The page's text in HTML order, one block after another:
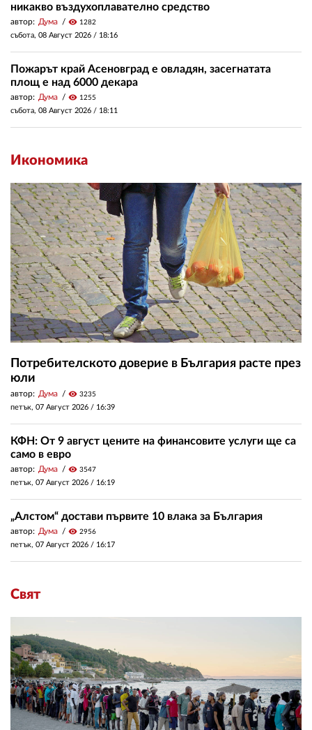
никакво въздухоплавателно средство
автор: Дума visibility 1282
събота, 08 Август 2026 / 18:16
Пожарът край Асеновград е овладян, засегнатата
площ е над 6000 декара
автор: Дума visibility 1255
събота, 08 Август 2026 / 18:11
Икономика
Потребителското доверие в България расте през
юли
автор: Дума visibility 3235
петък, 07 Август 2026 / 16:39
КФН: От 9 август цените на финансовите услуги ще са
само в евро
автор: Дума visibility 3547
петък, 07 Август 2026 / 16:19
„Алстом“ достави първите 10 влака за България
автор: Дума visibility 2956
петък, 07 Август 2026 / 16:17
Свят